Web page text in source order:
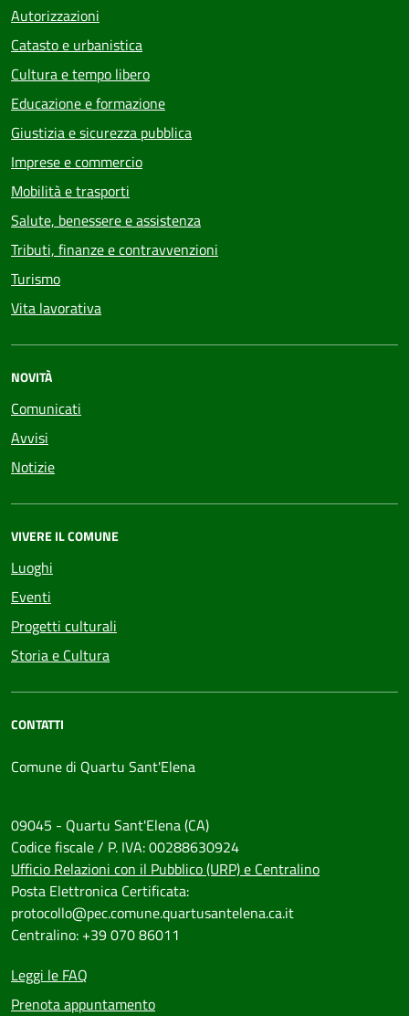
Autorizzazioni
Catasto e urbanistica
Cultura e tempo libero
Educazione e formazione
Giustizia e sicurezza pubblica
Imprese e commercio
Mobilità e trasporti
Salute, benessere e assistenza
Tributi, finanze e contravvenzioni
Turismo
Vita lavorativa
NOVITÀ
Comunicati
Avvisi
Notizie
VIVERE IL COMUNE
Luoghi
Eventi
Progetti culturali
Storia e Cultura
CONTATTI
Comune di Quartu Sant'Elena
09045 - Quartu Sant'Elena (CA)
Codice fiscale / P. IVA: 00288630924
Ufficio Relazioni con il Pubblico (URP) e Centralino
Posta Elettronica Certificata:
protocollo@pec.comune.quartusantelena.ca.it
Centralino: +39 070 86011
Leggi le FAQ
Prenota appuntamento